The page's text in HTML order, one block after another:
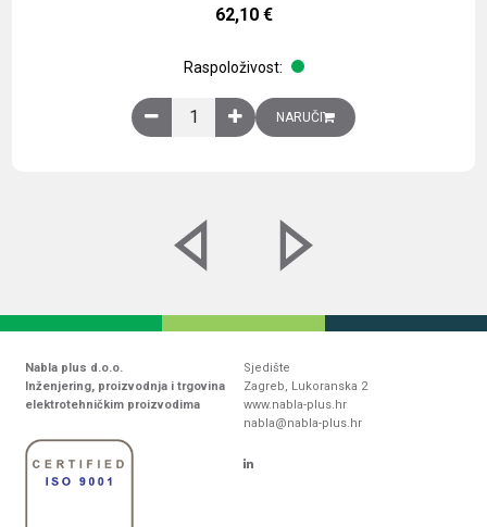
62,10 €
Raspoloživost:
Obična montažna ploča V1000xŠ800mm,
NARUČI
Nabla plus d.o.o.
Inženjering, proizvodnja i trgovina
elektrotehničkim proizvodima
Sjedište
Zagreb, Lukoranska 2
www.nabla-plus.hr
nabla@nabla-plus.hr